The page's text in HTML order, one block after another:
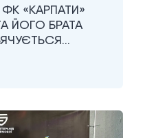
ФК «КАРПАТИ»
ЙОГО БРАТА